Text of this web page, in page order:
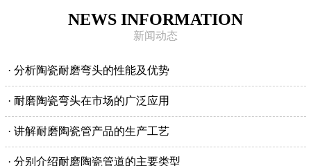
NEWS INFORMATION
新闻动态
· 分析陶瓷耐磨弯头的性能及优势
· 耐磨陶瓷弯头在市场的广泛应用
· 讲解耐磨陶瓷管产品的生产工艺
· 分别介绍耐磨陶瓷管道的主要类型